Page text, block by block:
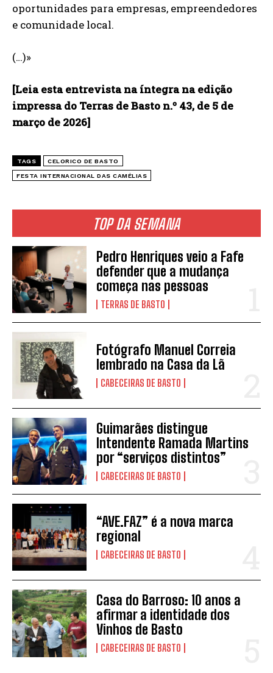
TOP DA SEMANA
Pedro Henriques veio a Fafe
defender que a mudança
começa nas pessoas
TERRAS DE BASTO
Fotógrafo Manuel Correia
lembrado na Casa da Lã
CABECEIRAS DE BASTO
Guimarães distingue
Intendente Ramada Martins
por “serviços distintos”
CABECEIRAS DE BASTO
“AVE.FAZ” é a nova marca
regional
CABECEIRAS DE BASTO
Casa do Barroso: 10 anos a
afirmar a identidade dos
Vinhos de Basto
CABECEIRAS DE BASTO
oportunidades para empresas, empreendedores
e comunidade local.
(…)»
[Leia esta entrevista na íntegra na edição
impressa do Terras de Basto n.º 43, de 5 de
março de 2026]
TAGS CELORICO DE BASTO
FESTA INTERNACIONAL DAS CAMÉLIAS